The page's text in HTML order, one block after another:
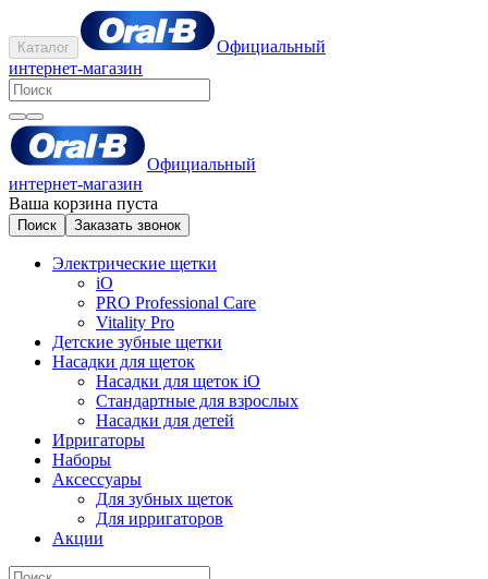
Каталог
Официальный
интернет-магазин
Официальный
интернет-магазин
Ваша корзина пуста
Поиск Заказать звонок
Электрические щетки
iO
PRO Professional Care
Vitality Pro
Детские зубные щетки
Насадки для щеток
Насадки для щеток iO
Стандартные для взрослых
Насадки для детей
Ирригаторы
Наборы
Аксессуары
Для зубных щеток
Для ирригаторов
Акции